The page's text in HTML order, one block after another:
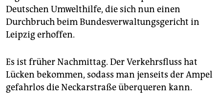
Deutschen Umwelthilfe, die sich nun einen
Durchbruch beim Bundesverwaltungsgericht in
Leipzig erhoffen.
Es ist früher Nachmittag. Der Verkehrsfluss hat
Lücken bekommen, sodass man jenseits der Ampel
gefahrlos die Neckarstraße überqueren kann.